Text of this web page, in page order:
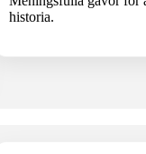
historia.